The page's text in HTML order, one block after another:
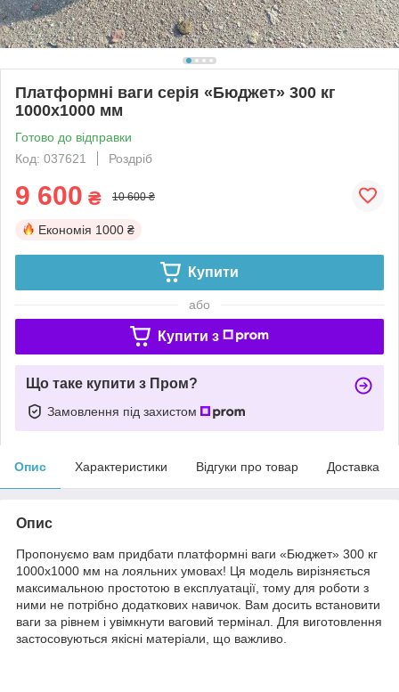
Платформні ваги серія «Бюджет» 300 кг
1000х1000 мм
Готово до відправки
Код: 037621
Роздріб
9 600 ₴ 10 600 ₴
Економія 1000 ₴
Купити
або
Купити з
Що таке купити з Пром?
Замовлення під захистом
Опис Характеристики Відгуки про товар Доставка
Опис
Пропонуємо вам придбати платформні ваги «Бюджет» 300 кг
1000х1000 мм на лояльних умовах! Ця модель вирізняється
максимальною простотою в експлуатації, тому для роботи з
ними не потрібно додаткових навичок. Вам досить встановити
ваги за рівнем і увімкнути ваговий термінал. Для виготовлення
застосовуються якісні матеріали, що важливо.